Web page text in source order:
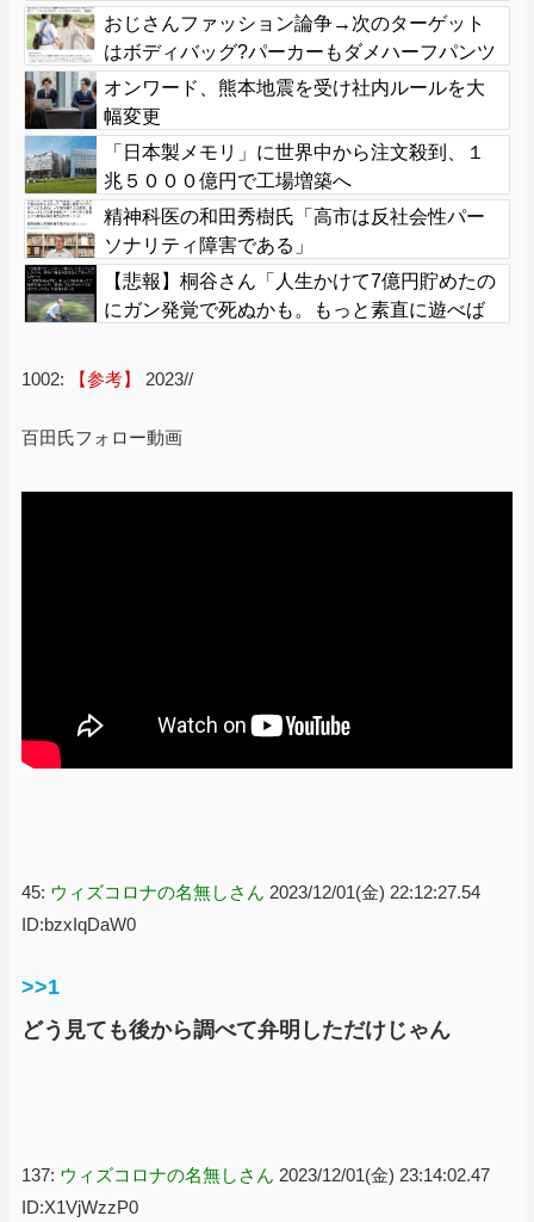
せるｗｗｗｗ
おじさんファッション論争→次のターゲット
はボディバッグ?パーカーもダメハーフパンツ
もダメ悲鳴も
オンワード、熊本地震を受け社内ルールを大
幅変更
「日本製メモリ」に世界中から注文殺到、１
兆５０００億円で工場増築へ
精神科医の和田秀樹氏「高市は反社会性パー
ソナリティ障害である」
【悲報】桐谷さん「人生かけて7億円貯めたの
にガン発覚で死ぬかも。もっと素直に遊べば
1002:
【参考】 2023//
百田氏フォロー動画
45: ウィズコロナの名無しさん 2023/12/01(金) 22:12:27.54
ID:bzxIqDaW0
>>1
どう見ても後から調べて弁明しただけじゃん
137: ウィズコロナの名無しさん 2023/12/01(金) 23:14:02.47
ID:X1VjWzzP0